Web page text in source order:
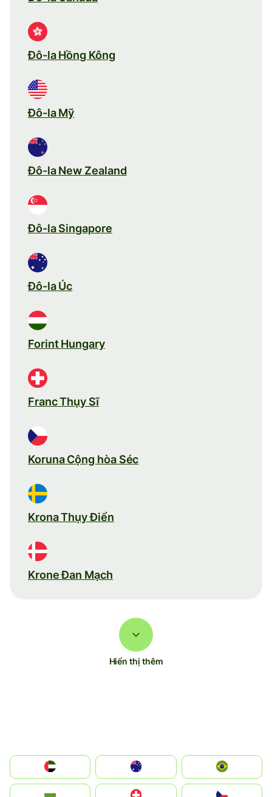
Đô-la Hồng Kông
Đô-la Mỹ
Đô-la New Zealand
Đô-la Singapore
Đô-la Úc
Forint Hungary
Franc Thụy Sĩ
Koruna Cộng hòa Séc
Krona Thụy Điển
Krone Đan Mạch
Hiển thị thêm
الإمارات العربية المتحدة